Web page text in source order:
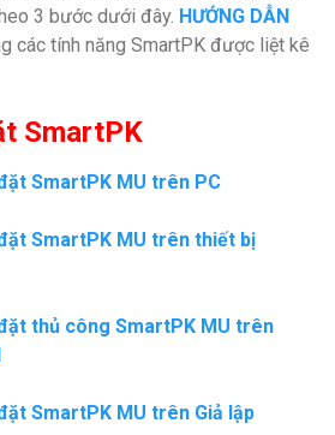
3 bước dưới đây. HƯỚNG DẪN
các tính năng SmartPK được liệt kê
SmartPK
SmartPK MU trên PC
SmartPK MU trên thiết bị
thủ công SmartPK MU trên
SmartPK MU trên Giả lập